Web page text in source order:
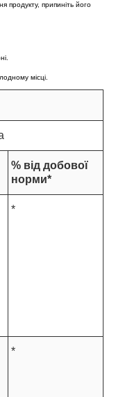
продукту, припиніть його
місці.
% від добової
норми*
*
*